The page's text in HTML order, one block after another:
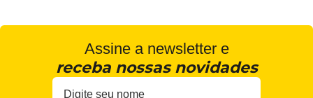
Assine a newsletter e
receba nossas novidades